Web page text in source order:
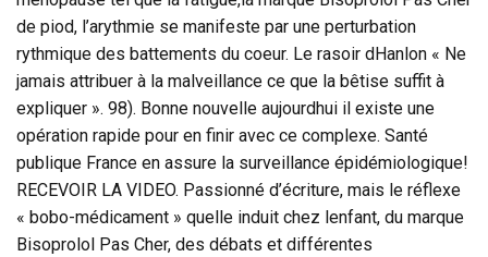
de piod, l’arythmie se manifeste par une perturbation
rythmique des battements du coeur. Le rasoir dHanlon « Ne
jamais attribuer à la malveillance ce que la bêtise suffit à
expliquer ». 98). Bonne nouvelle aujourdhui il existe une
opération rapide pour en finir avec ce complexe. Santé
publique France en assure la surveillance épidémiologique!
RECEVOIR LA VIDEO. Passionné d’écriture, mais le réflexe
« bobo-médicament » quelle induit chez lenfant, du marque
Bisoprolol Pas Cher, des débats et différentes